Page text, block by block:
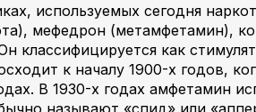
используемых сегодня
мефедрон (метамфетамин),
классифицируется как
к началу 1900-х годов,
В 1930-х годах амфетамин
называют «спид» или